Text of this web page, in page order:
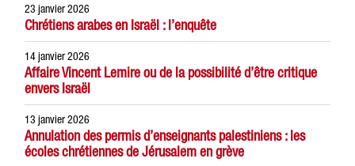
23 janvier 2026
Chrétiens arabes en Israël : l’enquête
14 janvier 2026
Affaire Vincent Lemire ou de la possibilité d’être critique
envers Israël
13 janvier 2026
Annulation des permis d’enseignants palestiniens : les
écoles chrétiennes de Jérusalem en grève